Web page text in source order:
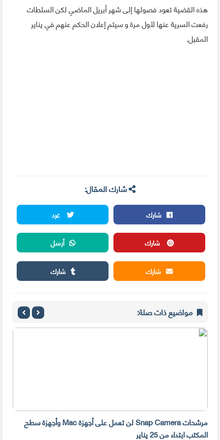
هذه القضية تعود فصولها إلى شهر أبريل الماضي لكن السلطات
رفعت السرية عنها لأول مرة و سيتم إعلان الحكم عنهم في يناير
المقبل.
شارك المقال:
شارك
غرد
شارك
أرسل
شارك
شارك
مواضيع ذات صلة:
مرشحات Snap Camera لن تعمل على أجهزة Mac وأجهزة سطح
المكتب ابتداء من 25 يناير